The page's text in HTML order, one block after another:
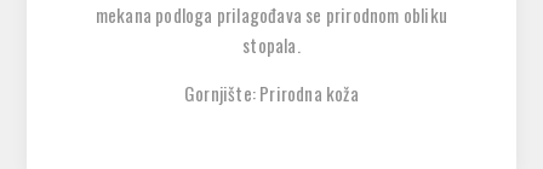
mekana podloga prilagođava se prirodnom obliku
stopala.
Gornjište: Prirodna koža